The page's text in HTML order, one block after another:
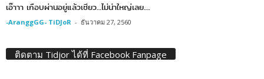
เอ๊าาา เกือบผ่านอยู่แล้วเชียว…ไม่น่าใหญ่เลย….
-AranggGG- TiDJoR - ธันวาคม 27, 2560
ติดตาม Tidjor ได้ที่ Facebook Fanpage